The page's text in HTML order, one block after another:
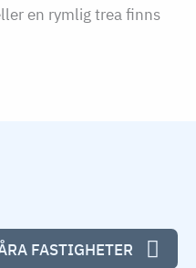
en rymlig trea finns
FASTIGHETER